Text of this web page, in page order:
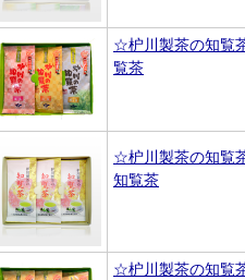
☆枦川製茶の知
覧茶
☆枦川製茶の知覧
知覧茶
☆枦川製茶の知